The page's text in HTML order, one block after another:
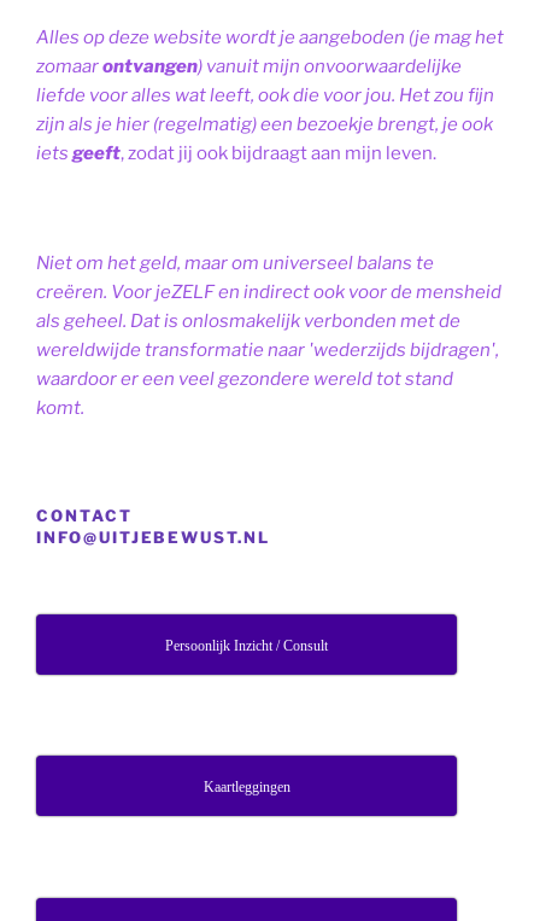
Alles op deze website wordt je aangeboden (je mag het
zomaarontvangen) vanuit mijn onvoorwaardelijke
liefde voor alles wat leeft, ook die voor jou. Het zou fijn
zijn als je hier (regelmatig) een bezoekje brengt, je ook
iets geeft, zodat jij ook bijdraagt aan mijn leven.
Niet om het geld, maar om universeel balans te
creëren. Voor jeZELF en indirect ook voor de mensheid
als geheel. Dat is onlosmakelijk verbonden met de
wereldwijde transformatie naar 'wederzijds bijdragen',
waardoor er een veel gezondere wereld tot stand
komt.
CONTACT
INFO@UITJEBEWUST.NL
Persoonlijk Inzicht / Consult
Kaartleggingen